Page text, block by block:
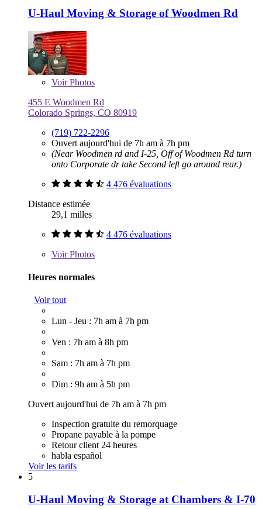
U-Haul Moving & Storage of Woodmen Rd
VoirPhotos
455 E Woodmen Rd
Colorado Springs, CO 80919
(719) 722-2296
Ouvert aujourd'hui de 7h am à 7h pm
(Near Woodmen rd and I-25, Off of Woodmen Rd turn
onto Corporate dr take Second left go around rear.)
4 476 évaluations
Distance estimée
29,1 milles
4 476 évaluations
VoirPhotos
Heures normales
Voir tout
Lun - Jeu : 7h am à 7h pm
Ven : 7h am à 8h pm
Sam : 7h am à 7h pm
Dim : 9h am à 5h pm
Ouvert aujourd'hui de 7h am à 7h pm
Inspection gratuite du remorquage
Propane payable à la pompe
Retour client 24 heures
habla español
Voir les tarifs
5
U-Haul Moving & Storage at Chambers & I-70